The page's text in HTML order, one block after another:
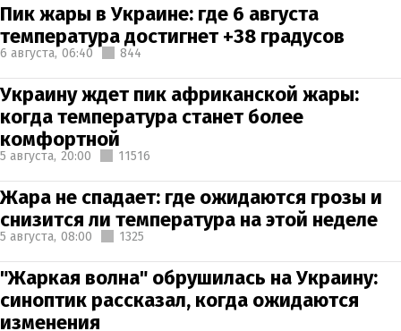
Пик жары в Украине: где 6 августа
температура достигнет +38 градусов
6 августа, 06:40 844
Украину ждет пик африканской жары:
когда температура станет более
комфортной
5 августа, 20:00 11516
Жара не спадает: где ожидаются грозы и
снизится ли температура на этой неделе
5 августа, 08:00 1325
"Жаркая волна" обрушилась на Украину:
синоптик рассказал, когда ожидаются
изменения